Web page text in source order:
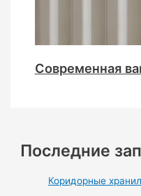
Современная
Последние
Коридорные